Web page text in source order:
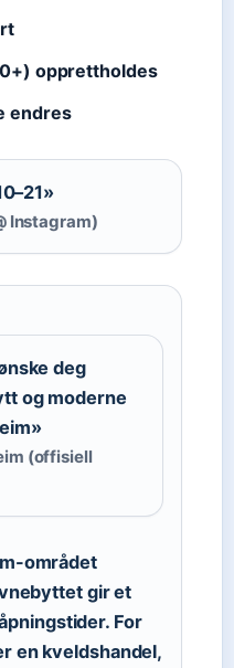
opprettholdes
endres
Instagram)
deg
og moderne
(offisiell
området
gir et
For
en kveldshandel,